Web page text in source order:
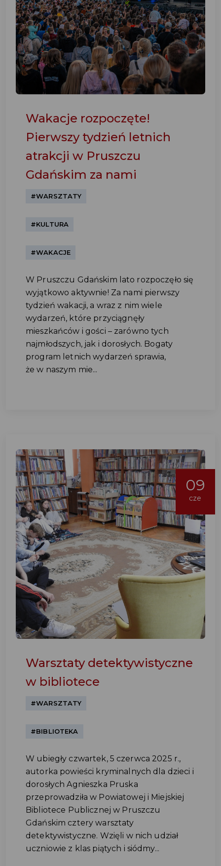
Wakacje rozpoczęte!
Pierwszy tydzień letnich
atrakcji w Pruszczu
Gdańskim za nami
#WARSZTATY
#KULTURA
#WAKACJE
W Pruszczu Gdańskim lato rozpoczęło się
wyjątkowo aktywnie! Za nami pierwszy
tydzień wakacji, a wraz z nim wiele
wydarzeń, które przyciągnęły
mieszkańców i gości – zarówno tych
najmłodszych, jak i dorosłych. Bogaty
program letnich wydarzeń sprawia,
że w naszym mie...
09
cze
Warsztaty detektywistyczne
w bibliotece
#WARSZTATY
#BIBLIOTEKA
W ubiegły czwartek, 5 czerwca 2025 r.,
autorka powieści kryminalnych dla dzieci i
dorosłych Agnieszka Pruska
przeprowadziła w Powiatowej i Miejskiej
Bibliotece Publicznej w Pruszczu
Gdańskim cztery warsztaty
detektywistyczne. Wzięli w nich udział
uczniowie z klas piątych i siódmy...